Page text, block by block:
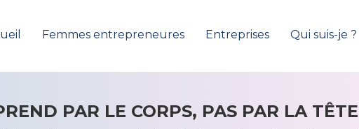
Femmes entrepreneures Entreprises Qui suis-je ?
END PAR LE CORPS, PAS PAR LA TÊTE